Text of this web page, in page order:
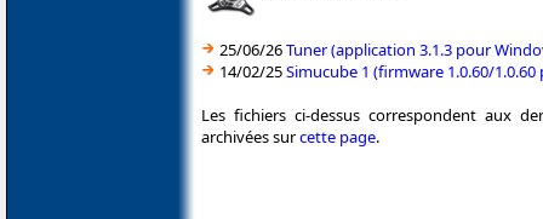
25/06/26Tuner (application 3.1.3 pour
14/02/25Simucube 1 (firmware 1.0.60/
Les fichiers ci-dessus correspondent aux
archivées surcette page.